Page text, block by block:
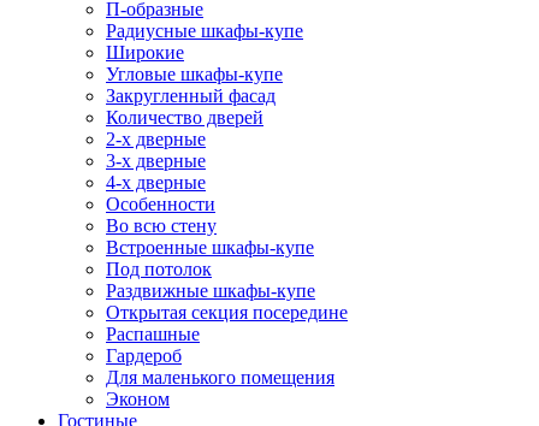
П-образные
Радиусные шкафы-купе
Широкие
Угловые шкафы-купе
Закругленный фасад
Количество дверей
2-х дверные
3-х дверные
4-х дверные
Особенности
Во всю стену
Встроенные шкафы-купе
Под потолок
Раздвижные шкафы-купе
Открытая секция посередине
Распашные
Гардероб
Для маленького помещения
Эконом
Гостиные